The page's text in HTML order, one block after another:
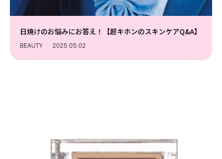
日焼けのお悩みにお答え！【超キホンのスキンケアQ&A】
BEAUTY 2025.05.02